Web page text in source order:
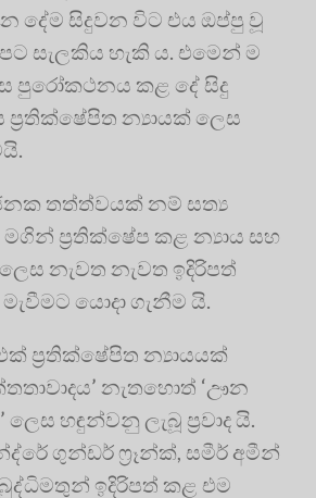
දේම සිදුවන විට එය ඔප්පු වූ
සැලකිය හැකි ය. එමෙන් ම
පුරෝකථනය කළ දේ සිදු
න්‍යායක් ලෙස
තත්ත්වයක් නම් සත්‍ය
ප්‍රතික්ෂේප කළ න්‍යාය සහ
නැවත නැවත ඉදිරිපත්
යොදා ගැනීම යි.
ප්‍රතික්ෂේපිත න්‍යායයක්
නැතහොත් ‘ඌන
ලෙස හඳුන්වනු ලැබූ ප්‍රවාද යි.
ගුන්ඩර් ෆ්‍රෑන්ක්, සමීර් අමීන්
බුද්ධිමතුන් ඉදිරිපත් කළ එම